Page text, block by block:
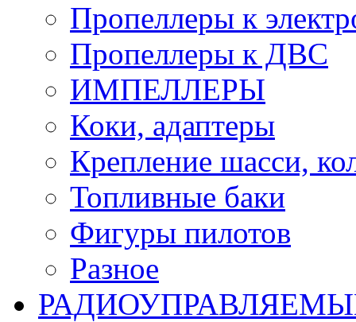
Пропеллеры к
Пропеллеры к ДВС
ИМПЕЛЛЕРЫ
Коки, адаптеры
Крепление шасси,
Топливные баки
Фигуры пилотов
Разное